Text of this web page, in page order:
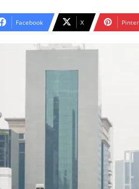
n
m
a
i
l
Facebook X